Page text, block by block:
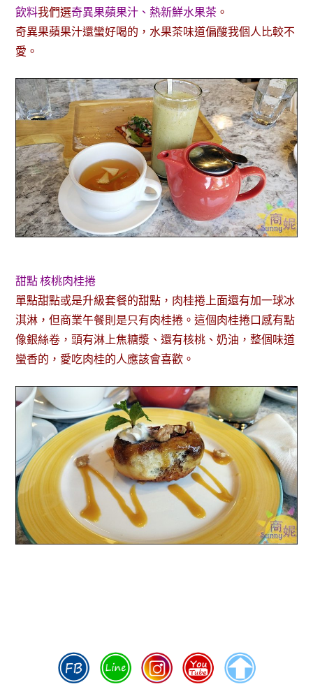
飲料我們選奇異果蘋果汁、熱新鮮水果茶 。
奇異果蘋果汁還蠻好喝的，水果茶味道偏酸我個人比較不
愛。
甜點 核桃肉桂捲
單點甜點或是升級套餐的甜點，肉桂捲上面還有加一球冰
淇淋，但商業午餐則是只有肉桂捲。這個肉桂捲口感有點
像銀絲卷，頭有淋上焦糖漿、還有核桃、奶油，整個味道
蠻香的，愛吃肉桂的人應該會喜歡。